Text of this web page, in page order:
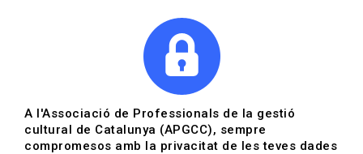
Actualitza't
Vols estar al dia?
A l'Associació de Professionals de la gestió
cultural de Catalunya (APGCC), sempre
compromesos amb la privacitat de les teves dades